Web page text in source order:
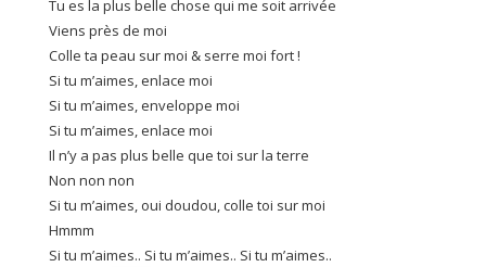
Tu es la plus belle chose qui me soit arrivée
Viens près de moi
Colle ta peau sur moi & serre moi fort !
Si tu m’aimes, enlace moi
Si tu m’aimes, enveloppe moi
Si tu m’aimes, enlace moi
Il n’y a pas plus belle que toi sur la terre
Non non non
Si tu m’aimes, oui doudou, colle toi sur moi
Hmmm
Si tu m’aimes.. Si tu m’aimes.. Si tu m’aimes..